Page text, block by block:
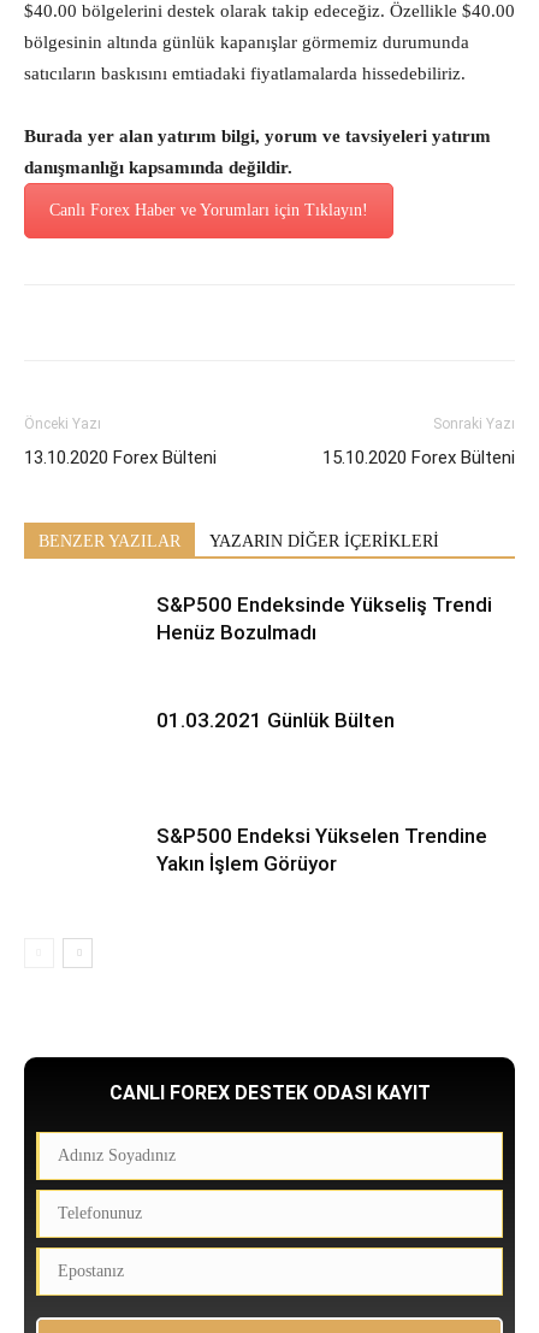
$40.00 bölgelerini destek olarak takip edeceğiz. Özellikle $40.00
bölgesinin altında günlük kapanışlar görmemiz durumunda
satıcıların baskısını emtiadaki fiyatlamalarda hissedebiliriz.
Burada yer alan yatırım bilgi, yorum ve tavsiyeleri yatırım
danışmanlığı kapsamında değildir.
Canlı Forex Haber ve Yorumları için Tıklayın!
Önceki Yazı
13.10.2020 Forex Bülteni
Sonraki Yazı
15.10.2020 Forex Bülteni
BENZER YAZILAR YAZARIN DİĞER İÇERİKLERİ
S&P500 Endeksinde Yükseliş Trendi
Henüz Bozulmadı
01.03.2021 Günlük Bülten
S&P500 Endeksi Yükselen Trendine
Yakın İşlem Görüyor
CANLI FOREX DESTEK ODASI KAYIT